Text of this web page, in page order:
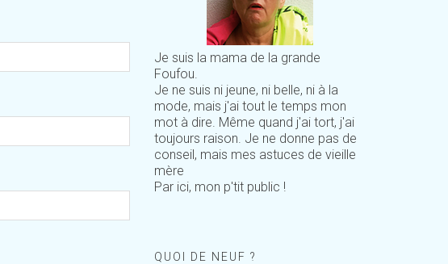
Je suis la mama de la grande
Foufou.
Je ne suis ni jeune, ni belle, ni à la
mode, mais j'ai tout le temps mon
mot à dire. Même quand j'ai tort, j'ai
toujours raison. Je ne donne pas de
conseil, mais mes astuces de vieille
mère
Par ici, mon p'tit public !
QUOI DE NEUF ?